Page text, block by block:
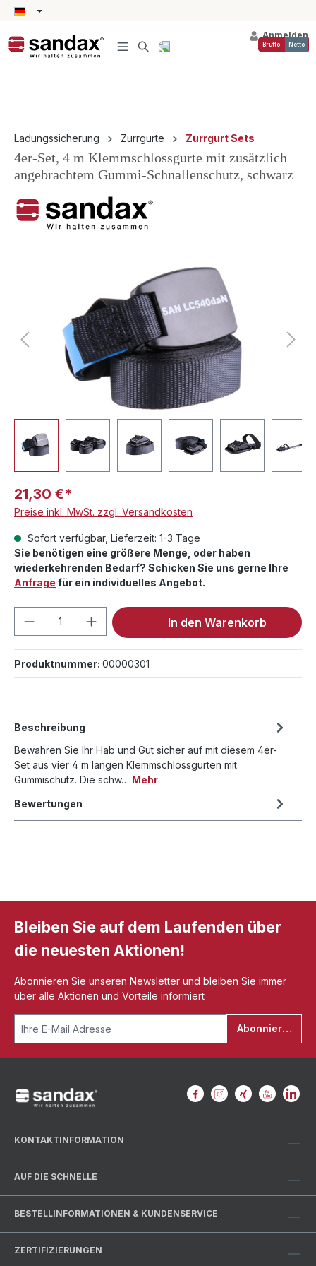
springen
Anmelden
Brutto Netto
Ladungssicherung Zurrgurte Zurrgurt Sets
4er-Set, 4 m Klemmschlossgurte mit zusätzlich
angebrachtem Gummi-Schnallenschutz, schwarz
21,30 €*
Preise inkl. MwSt. zzgl. Versandkosten
Sofort verfügbar, Lieferzeit: 1-3 Tage
Sie benötigen eine größere Menge, oder haben
wiederkehrenden Bedarf? Schicken Sie uns gerne Ihre
Anfrage für ein individuelles Angebot.
Produkt Anzahl: Gib denIn den Warenkorb
Produktnummer: 00000301
Beschreibung
Bewahren Sie Ihr Hab und Gut sicher auf mit diesem 4er-
Set aus vier 4 m langen Klemmschlossgurten mit
Gummischutz. Die schw… Mehr
Bewertungen
Bleiben Sie auf dem Laufenden über
die neuesten Aktionen!
Abonnieren Sie unseren Newsletter und bleiben Sie immer
über alle Aktionen und Vorteile informiert
Abonnieren
KONTAKTINFORMATION
AUF DIE SCHNELLE
BESTELLINFORMATIONEN & KUNDENSERVICE
ZERTIFIZIERUNGEN